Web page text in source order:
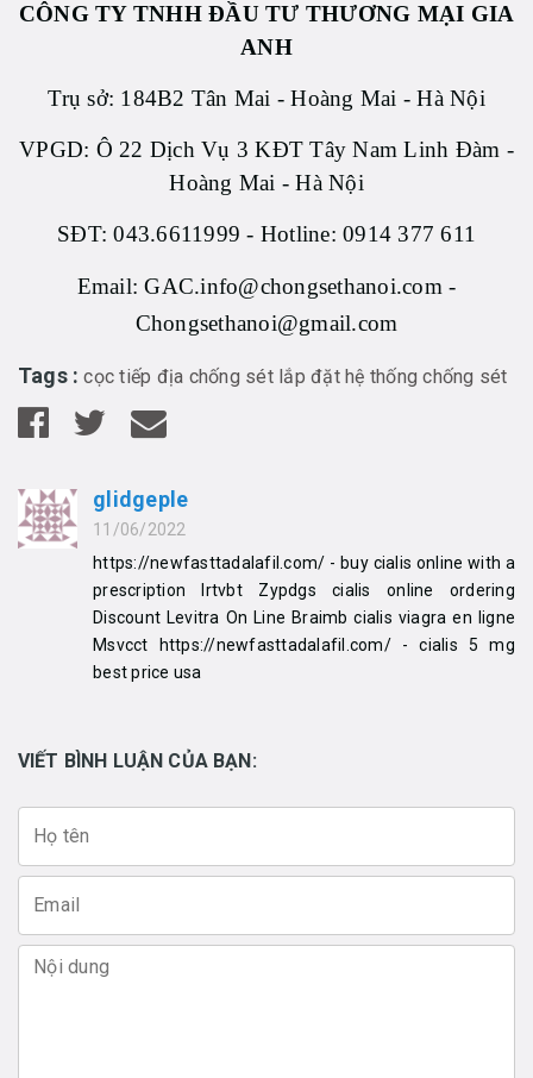
CÔNG TY TNHH ĐẦU TƯ THƯƠNG MẠI GIA
ANH
Trụ sở: 184B2 Tân Mai - Hoàng Mai - Hà Nội
VPGD: Ô 22 Dịch Vụ 3 KĐT Tây Nam Linh Đàm -
Hoàng Mai - Hà Nội
SĐT: 043.6611999 - Hotline: 0914 377 611
Email: GAC.info@chongsethanoi.com -
Chongsethanoi@gmail.com
Tags :cọc tiếp địa chống sét lắp đặt hệ thống chống sét
glidgeple
11/06/2022
https://newfasttadalafil.com/ - buy cialis online with a
prescription Irtvbt Zypdgs cialis online ordering
Discount Levitra On Line Braimb cialis viagra en ligne
Msvcct https://newfasttadalafil.com/ - cialis 5 mg
best price usa
VIẾT BÌNH LUẬN CỦA BẠN: